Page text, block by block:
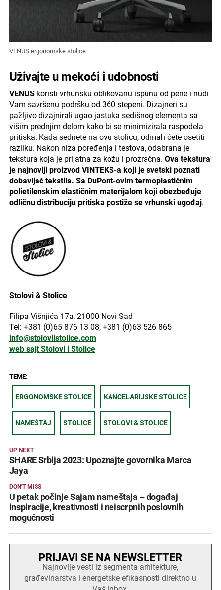
VENUS ergonomske stolice
Uživajte u mekoći i udobnosti
VENUSkoristi vrhunsku oblikovanu ispunu od pene i nudi
Vam savršenu podršku od 360 stepeni. Dizajneri su
pažljivo dizajnirali ugao jastuka sedišnog elementa sa
višim prednjim delom kako bi se minimizirala raspodela
pritiska. Kada sednete na ovu stolicu, odmah ćete osetiti
razliku. Nakon niza poređenja i testova, odabrana je
tekstura koja je prijatna za kožu i prozračna. Ova tekstura
je najnoviji proizvod VINTEKS-a koji je svetski poznati
dobavljač tekstila. Sa DuPont-ovim termoplastičnim
polietilenskim elastičnim materijalom koji obezbeđuje
odličnu distribuciju pritiska postiže se vrhunski ugođaj.
Stolovi & Stolice
Filipa Višnjića 17a, 21000 Novi Sad
Tel: +381 (0)65 876 13 08, +381 (0)63 526 865
info@stoloviistolice.com
web sajt Stolovi i Stolice
TEME:
ERGONOMSKE STOLICE KANCELARIJSKE STOLICE
NAMEŠTAJ STOLICE STOLOVI & STOLICE
UP NEXT
SHARE Srbija 2023: Upoznajte govornika Marca
Jaya
DON'T MISS
U petak počinje Sajam nameštaja – događaj
inspiracije, kreativnosti i neiscrpnih poslovnih
mogućnosti
PRIJAVI SE NA NEWSLETTER
Najnovije vesti iz segmenta arhitekture,
građevinarstva i energetske efikasnosti direktno u